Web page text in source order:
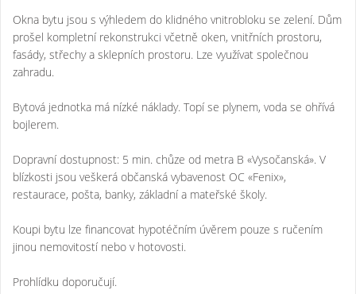
Okna bytu jsou s výhledem do klidného vnitrobloku se zelení. Dům
prošel kompletní rekonstrukci včetně oken, vnitřních prostoru,
fasády, střechy a sklepních prostoru. Lze využívat společnou
zahradu.
Bytová jednotka má nízké náklady. Topí se plynem, voda se ohřívá
bojlerem.
Dopravní dostupnost: 5 min. chůze od metra B «Vysočanská». V
blízkosti jsou veškerá občanská vybavenost OC «Fenix»,
restaurace, pošta, banky, základní a mateřské školy.
Koupi bytu lze financovat hypotéčním úvěrem pouze s ručením
jinou nemovitostí nebo v hotovosti.
Prohlídku doporučují.